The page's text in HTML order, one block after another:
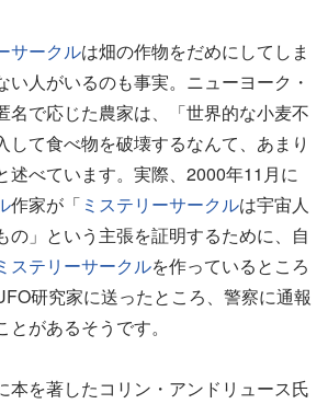
サークルは畑の作物をだめにしてしま
い人がいるのも事実。ニューヨーク・
名で応じた農家は、「世界的な小麦不
して食べ物を破壊するなんて、あまり
述べています。実際、2000年11月に
作家が「 ミステリーサークルは宇宙人
の」という主張を証明するために、自
ステリーサークルを作っているところ
研究家に送ったところ、警察に通報
があるそうです。
本を著したコリン・アンドリュース氏